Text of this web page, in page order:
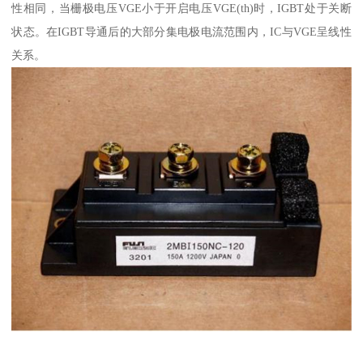
性相同，当栅极电压VGE小于开启电压VGE(th)时，IGBT处于关断
状态。在IGBT导通后的大部分集电极电流范围内，IC与VGE呈线性
关系。